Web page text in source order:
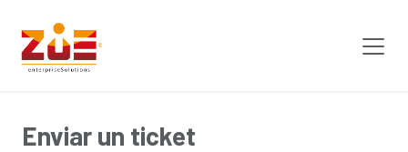
Enviar un ticket